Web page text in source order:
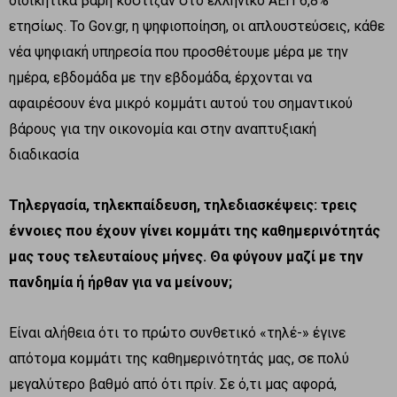
ετησίως. Το Gov.gr, η ψηφιοποίηση, οι απλουστεύσεις, κάθε
νέα ψηφιακή υπηρεσία που προσθέτουμε μέρα με την
ημέρα, εβδομάδα με την εβδομάδα, έρχονται να
αφαιρέσουν ένα μικρό κομμάτι αυτού του σημαντικού
βάρους για την οικονομία και στην αναπτυξιακή
διαδικασία
Τηλεργασία, τηλεκπαίδευση, τηλεδιασκέψεις: τρεις
έννοιες που έχουν γίνει κομμάτι της καθημερινότητάς
μας τους τελευταίους μήνες. Θα φύγουν μαζί με την
πανδημία ή ήρθαν για να μείνουν;
Είναι αλήθεια ότι το πρώτο συνθετικό «τηλέ-» έγινε
απότομα κομμάτι της καθημερινότητάς μας, σε πολύ
μεγαλύτερο βαθμό από ότι πρίν. Σε ό,τι μας αφορά,